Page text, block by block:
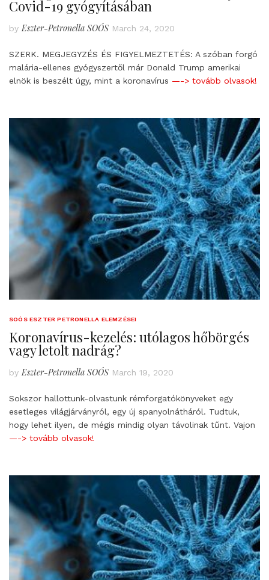
Covid-19 gyógyításában
by Eszter-Petronella SOÓS March 24, 2020
SZERK. MEGJEGYZÉS ÉS FIGYELMEZTETÉS: A szóban forgó
malária-ellenes gyógyszertől már Donald Trump amerikai
elnök is beszélt úgy, mint a koronavírus —-> tovább olvasok!
SOÓS ESZTER PETRONELLA ELEMZÉSEI
Koronavírus-kezelés: utólagos hőbörgés
vagy letolt nadrág?
by Eszter-Petronella SOÓS March 19, 2020
Sokszor hallottunk-olvastunk rémforgatókönyveket egy
esetleges világjárványról, egy új spanyolnátháról. Tudtuk,
hogy lehet ilyen, de mégis mindig olyan távolinak tűnt. Vajon
—-> tovább olvasok!